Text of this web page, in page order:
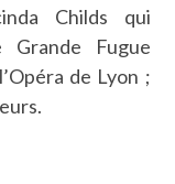
Childs qui
Fugue
de Lyon ;